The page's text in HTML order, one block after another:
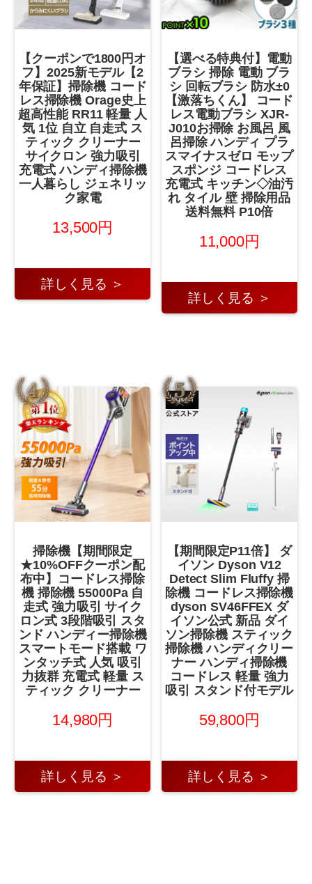
【クーポンで1800円オ
フ】2025新モデル【2
年保証】掃除機 コード
レス掃除機 Orage史上
超高性能 RR11 軽量 人
気 1位 自立 自走式 ス
ティック クリーナー
サイクロン 強力吸引
充電式 ハンディ掃除機
一人暮らし ジェネリッ
ク家電
13,500円
詳しく見る ＞
【選べる特典付】電動
ブラシ 掃除 電動 ブラ
シ 回転ブラシ 防水±0
【激落ちくん】 コード
レス電動ブラシ XJR-
J010お掃除 お風呂 風
呂掃除 ハンディ プラ
スマイナスゼロ モップ
スポンジ コードレス
充電式 キッチン◇油汚
れ タイル 壁 掃除用品
送料無料 P10倍
11,000円
詳しく見る ＞
掃除機【期間限定
★10%OFFクーポン配
布中】コードレス掃除
機 掃除機 55000Pa 自
走式 強力吸引 サイク
ロン式 3段階吸引 スタ
ンド ハンディー掃除機
スマートモード搭載 ワ
ンタッチ式 人気 吸引
力抜群 充電式 軽量 ス
ティック クリーナー
14,980円
詳しく見る ＞
【期間限定P11倍】 ダ
イソン Dyson V12
Detect Slim Fluffy 掃
除機 コードレス掃除機
dyson SV46FFEX ダ
イソン公式 新品 ダイ
ソン掃除機 スティック
掃除機 ハンディクリー
ナー ハンディ掃除機
コードレス 軽量 強力
吸引 スタンド付モデル
59,800円
詳しく見る ＞